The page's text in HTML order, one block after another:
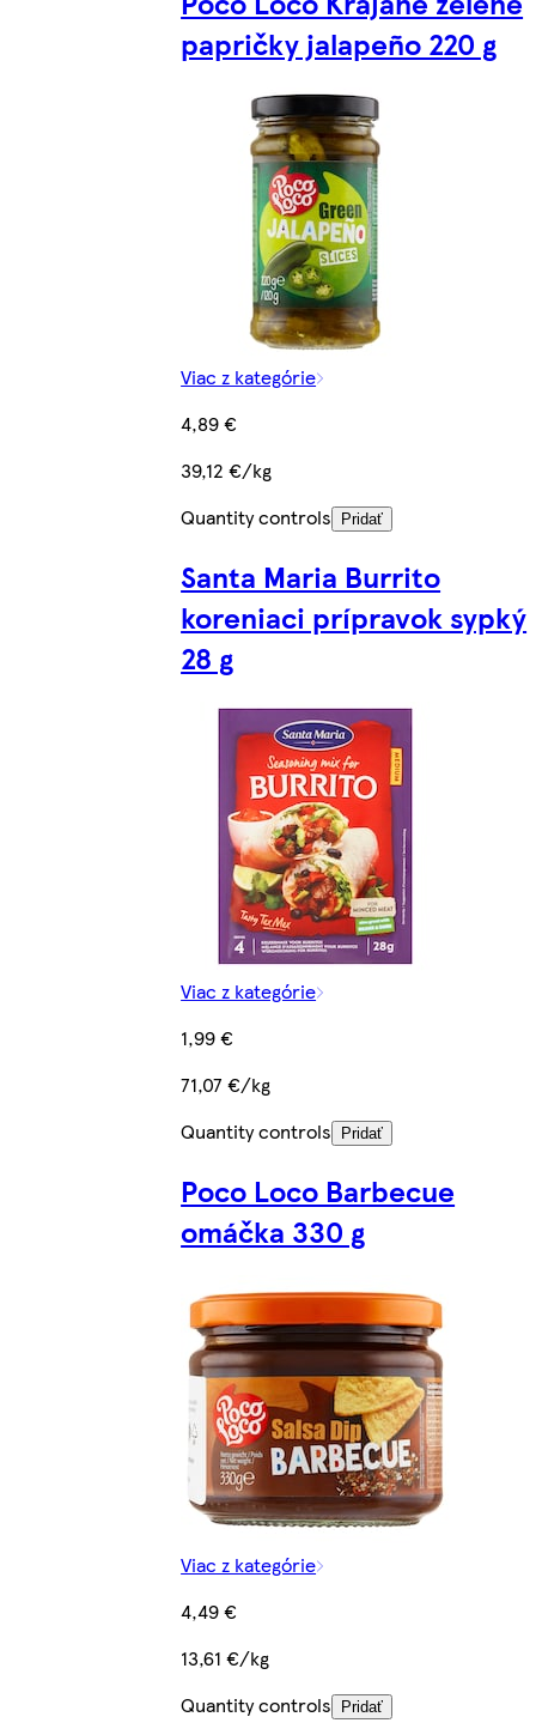
papričky jalapeño 220 g
Viac z kategórie
4,89 €
39,12 €/kg
Quantity controls
Pridať
Santa Maria Burrito
koreniaci prípravok sypký
28 g
Viac z kategórie
1,99 €
71,07 €/kg
Quantity controls
Pridať
Poco Loco Barbecue
omáčka 330 g
Viac z kategórie
4,49 €
13,61 €/kg
Quantity controls
Pridať